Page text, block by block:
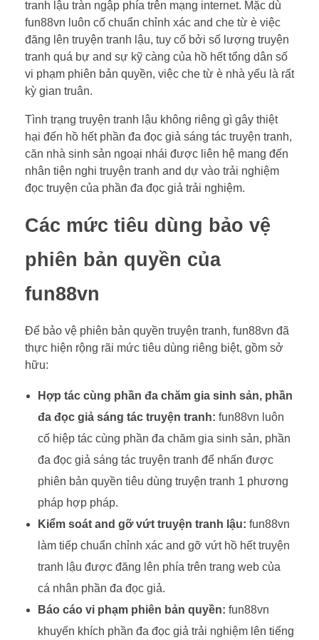
tranh lậu tràn ngập phía trên mạng internet. Mặc dù
fun88vn luôn cố chuẩn chỉnh xác and che từ è việc
đăng lên truyện tranh lậu, tuy cố bởi số lượng truyện
tranh quá bự and sự kỹ càng của hồ hết tổng dân số
vi phạm phiên bản quyền, việc che từ è nhà yếu là rất
kỳ gian truân.
Tình trạng truyện tranh lậu không riêng gì gây thiệt
hại đến hồ hết phần đa đọc giả sáng tác truyện tranh,
căn nhà sinh sản ngoại nhái được liên hệ mang đến
nhân tiện nghi truyện tranh and dự vào trải nghiệm
đọc truyện của phần đa đọc giả trải nghiệm.
Các mức tiêu dùng bảo vệ
phiên bản quyền của
fun88vn
Để bảo vệ phiên bản quyền truyện tranh, fun88vn đã
thực hiện rộng rãi mức tiêu dùng riêng biệt, gồm sở
hữu:
Hợp tác cùng phần đa chăm gia sinh sản, phần
đa đọc giả sáng tác truyện tranh: fun88vn luôn
cố hiệp tác cùng phần đa chăm gia sinh sản, phần
đa đọc giả sáng tác truyện tranh để nhấn được
phiên bản quyền tiêu dùng truyện tranh 1 phương
pháp hợp pháp.
Kiểm soát and gỡ vứt truyện tranh lậu: fun88vn
làm tiếp chuẩn chỉnh xác and gỡ vứt hồ hết truyện
tranh lậu được đăng lên phía trên trang web của
cá nhân phần đa đọc giả.
Báo cáo vi phạm phiên bản quyền: fun88vn
khuyến khích phần đa đọc giả trải nghiệm lên tiếng